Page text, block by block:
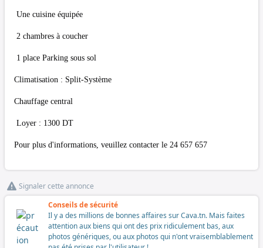
Une cuisine équipée
2 chambres à coucher
1 place Parking sous sol
Climatisation : Split-Système
Chauffage central
Loyer : 1300 DT
Pour plus d'informations, veuillez contacter le 24 657 657
Signaler cette annonce
Conseils de sécurité
Il y a des millions de bonnes affaires sur Cava.tn. Mais faites
attention aux biens qui ont des prix ridiculement bas, aux
photos génériques, ou aux photos qui n'ont vraisemblablement